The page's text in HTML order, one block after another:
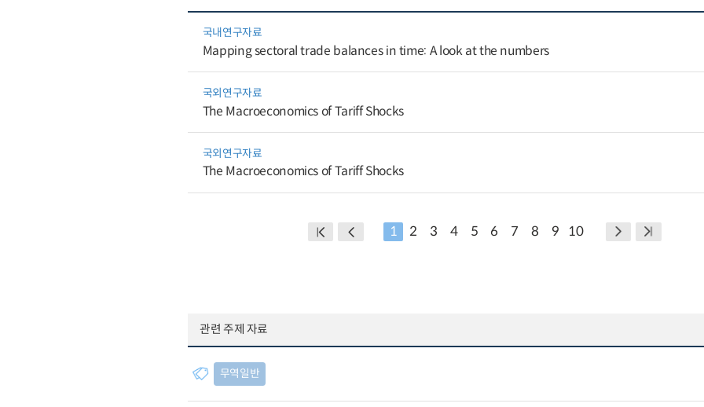
국내연구자료
Mapping sectoral trade balances in time: A look at the numbers
국외연구자료
The Macroeconomics of Tariff Shocks
국외연구자료
The Macroeconomics of Tariff Shocks
1 2 3 4 5 6 7 8 9 10
관련 주제 자료
무역일반